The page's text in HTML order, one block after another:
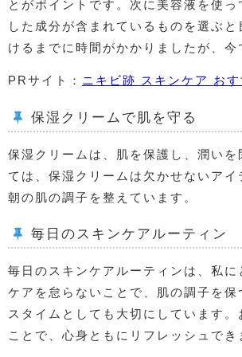
とがポイントです。次に美容液を使
した成分が含まれているものを選ぶ
けるまでに時間がかかりましたが、
PRサイト： ニキビ跡 スキンケア お
保湿クリームで肌を守る
保湿クリームは、肌を保護し、潤い
ては、保湿クリームは欠かせないア
朝の肌の調子を整えています。
毎日のスキンケアルーティン
毎日のスキンケアルーティンは、私
ケアを怠らないことで、肌の調子を
スタイムとしても大切にしています
ことで、心身ともにリフレッシュでき